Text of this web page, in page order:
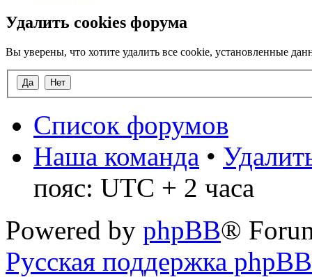
Удалить cookies форума
Вы уверены, что хотите удалить все cookie, установленные
Список форумов
Наша команда •
пояс: UTC + 2 часа
Powered by phpBB®
Русская поддержка phpBB